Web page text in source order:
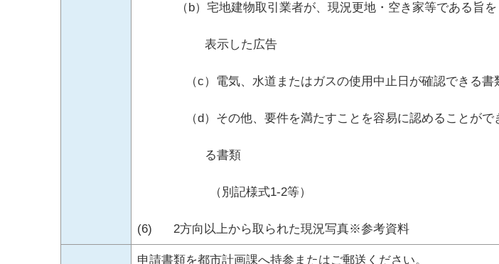
（b）宅地建物取引業者が、現況更地・空き家等である旨を
表示した広告
（c）電気、水道またはガスの使用中止日が確認できる書
（d）その他、要件を満たすことを容易に認めることがで
る書類
（別記様式1-2等）
(6) 2方向以上から取られた現況写真※参考資料
申請書類を都市計画課へ持参またはご郵送ください。